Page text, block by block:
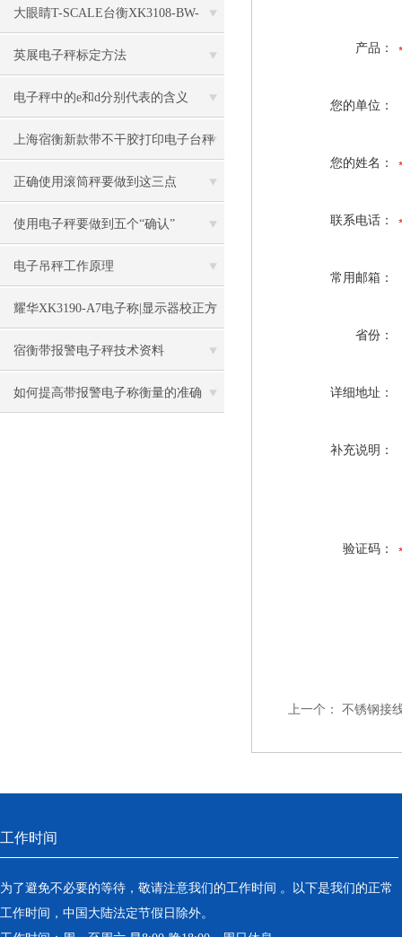
大眼睛T-SCALE台衡XK3108-BW-
150kg电子秤
英展电子秤标定方法
电子秤中的e和d分别代表的含义
上海宿衡新款带不干胶打印电子台秤
特色
正确使用滚筒秤要做到这三点
使用电子秤要做到五个“确认”
电子吊秤工作原理
耀华XK3190-A7电子称|显示器校正方
法
宿衡带报警电子秤技术资料
如何提高带报警电子称衡量的准确
产品：
您的单位：
您的姓名：
联系电话：
常用邮箱：
省份：
详细地址：
补充说明：
验证码：
上一个： 不锈钢接
工作时间
为了避免不必要的等待，敬请注意我们的工作时间 。以下是我们的正常
工作时间，中国大陆法定节假日除外。